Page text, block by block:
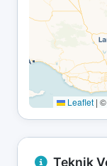
Leaflet | ©
Teknik